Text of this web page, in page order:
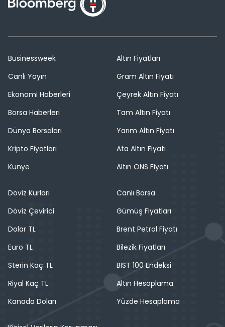
Businessweek
Canlı Yayın
Ekonomi Haberleri
Borsa Haberleri
Dünya Borsaları
Kripto Fiyatları
Künye
Altın Fiyatları
Gram Altın Fiyatı
Çeyrek Altın Fiyatı
Tam Altın Fiyatı
Yarım Altın Fiyatı
Ata Altın Fiyatı
Altın ONS Fiyatı
Döviz Kurları
Döviz Çevirici
Dolar TL
Euro TL
Sterin Kaç TL
Riyal Kaç TL
Kanada Doları
Canlı Borsa
Gümüş Fiyatları
Brent Petrol Fiyatı
Bilezik Fiyatları
BIST 100 Endeksi
Altın Hesaplama
Yüzde Hesaplama